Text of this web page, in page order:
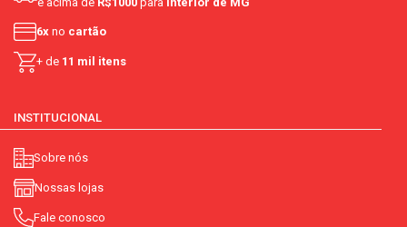
6x no cartão
+ de 11 mil itens
INSTITUCIONAL
Sobre nós
Nossas lojas
Fale conosco